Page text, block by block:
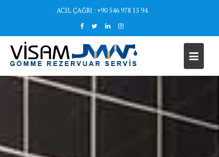
ACİL ÇAĞRI : +90 546 978 15 94